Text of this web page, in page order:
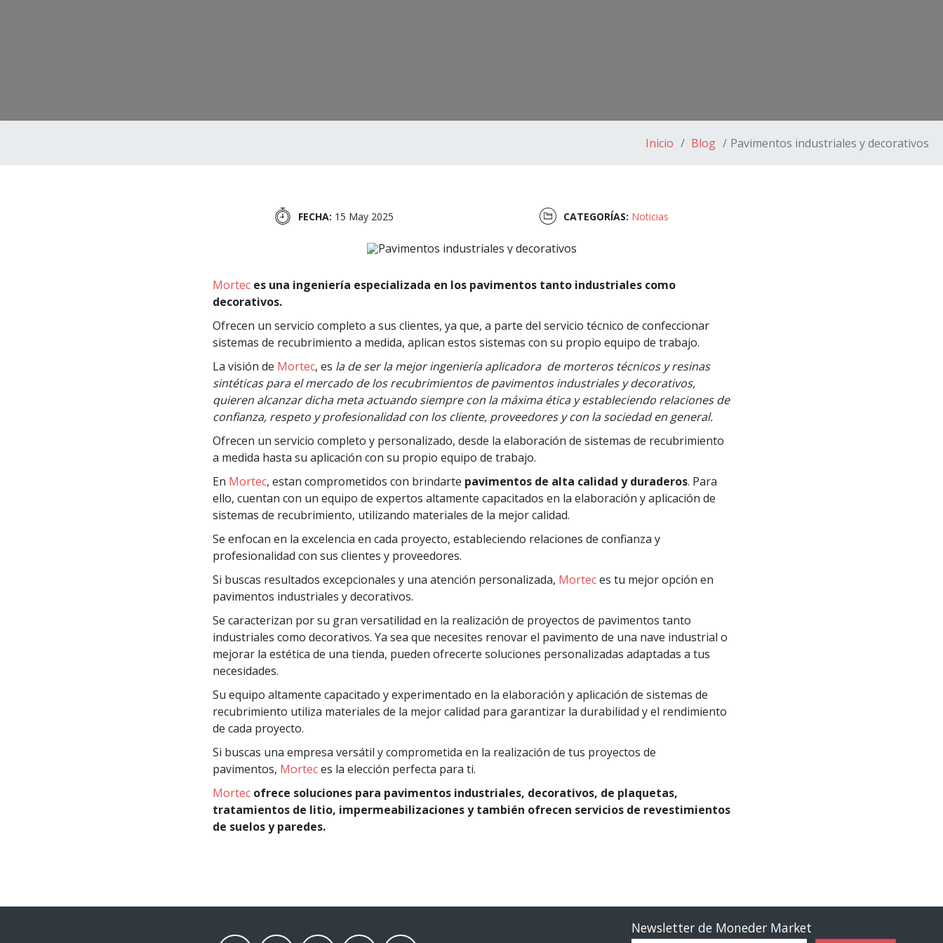
Inicio Blog Pavimentos industriales y decorativos
FECHA: 15 May 2025 CATEGORÍAS: Noticias
Mortec es una ingeniería especializada en los pavimentos tanto industriales como
decorativos.
Ofrecen un servicio completo a sus clientes, ya que, a parte del servicio técnico de confeccionar
sistemas de recubrimiento a medida, aplican estos sistemas con su propio equipo de trabajo.
La visión de Mortec, es la de ser la mejor ingeniería aplicadora de morteros técnicos y resinas
sintéticas para el mercado de los recubrimientos de pavimentos industriales y decorativos,
quieren alcanzar dicha meta actuando siempre con la máxima ética y estableciendo relaciones de
confianza, respeto y profesionalidad con los cliente, proveedores y con la sociedad en general.
Ofrecen un servicio completo y personalizado, desde la elaboración de sistemas de recubrimiento
a medida hasta su aplicación con su propio equipo de trabajo.
En Mortec, estan comprometidos con brindarte pavimentos de alta calidad y duraderos. Para
ello, cuentan con un equipo de expertos altamente capacitados en la elaboración y aplicación de
sistemas de recubrimiento, utilizando materiales de la mejor calidad.
Se enfocan en la excelencia en cada proyecto, estableciendo relaciones de confianza y
profesionalidad con sus clientes y proveedores.
Si buscas resultados excepcionales y una atención personalizada, Morteces tu mejor opción en
pavimentos industriales y decorativos.
Se caracterizan por su gran versatilidad en la realización de proyectos de pavimentos tanto
industriales como decorativos. Ya sea que necesites renovar el pavimento de una nave industrial o
mejorar la estética de una tienda, pueden ofrecerte soluciones personalizadas adaptadas a tus
necesidades.
Su equipo altamente capacitado y experimentado en la elaboración y aplicación de sistemas de
recubrimiento utiliza materiales de la mejor calidad para garantizar la durabilidad y el rendimiento
de cada proyecto.
Si buscas una empresa versátil y comprometida en la realización de tus proyectos de
pavimentos, Morteces la elección perfecta para ti.
Mortec ofrece soluciones para pavimentos industriales, decorativos, de plaquetas,
tratamientos de litio, impermeabilizaciones y también ofrecen servicios de revestimientos
de suelos y paredes.
Newsletter de Moneder Market